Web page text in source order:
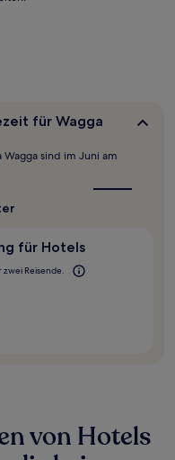
für Wagga
Wagga sind im Juni am
für Hotels
zwei Reisende.
von Hotels